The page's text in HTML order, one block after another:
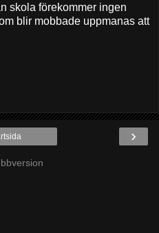
skola förekommer ingen
blir mobbade uppmanas att
›